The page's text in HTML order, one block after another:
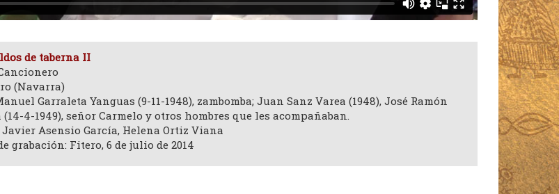
de taberna II
(Navarra)
Garraleta Yanguas (9-11-1948), zambomba; Juan Sanz Varea (1948), José Ramón
4-1949), señor Carmelo y otros hombres que les acompañaban.
Javier Asensio García, Helena Ortiz Viana
grabación: Fitero, 6 de julio de 2014